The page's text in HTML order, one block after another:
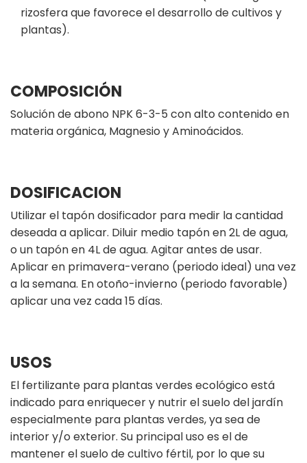
rizosfera que favorece el desarrollo de cultivos y
plantas).
COMPOSICIÓN
Solución de abono NPK 6-3-5 con alto contenido en
materia orgánica, Magnesio y Aminoácidos.
DOSIFICACION
Utilizar el tapón dosificador para medir la cantidad
deseada a aplicar. Diluir medio tapón en 2L de agua,
o un tapón en 4L de agua. Agitar antes de usar.
Aplicar en primavera-verano (periodo ideal) una vez
a la semana. En otoño-invierno (periodo favorable)
aplicar una vez cada 15 días.
USOS
El fertilizante para plantas verdes ecológico está
indicado para enriquecer y nutrir el suelo del jardín
especialmente para plantas verdes, ya sea de
interior y/o exterior. Su principal uso es el de
mantener el suelo de cultivo fértil, por lo que su